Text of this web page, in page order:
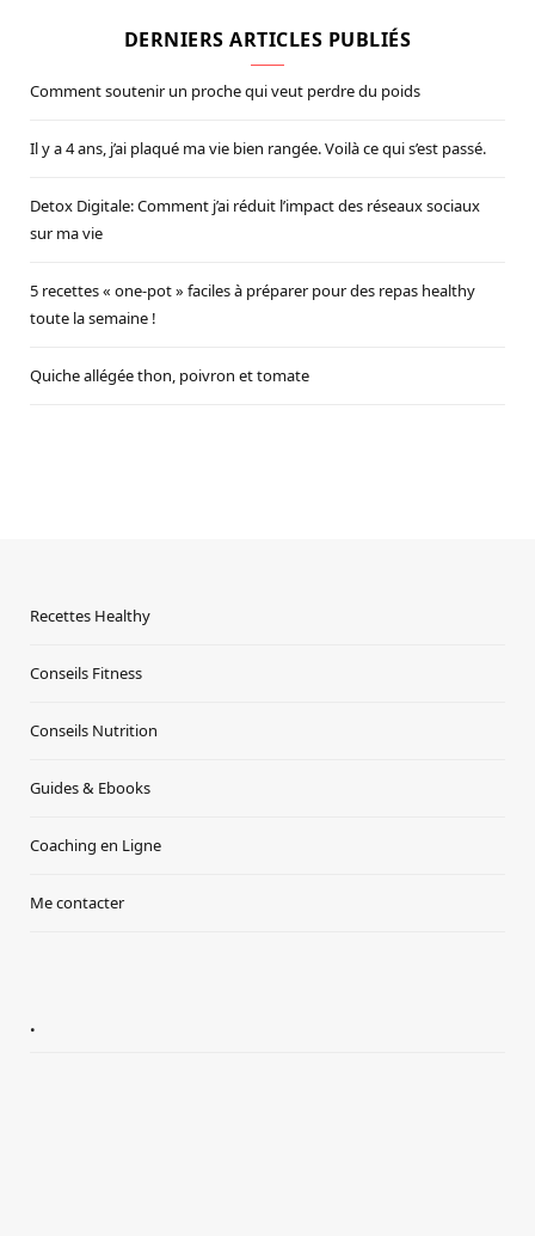
DERNIERS ARTICLES PUBLIÉS
Comment soutenir un proche qui veut perdre du poids
Il y a 4 ans, j’ai plaqué ma vie bien rangée. Voilà ce qui s’est passé.
Detox Digitale: Comment j’ai réduit l’impact des réseaux sociaux
sur ma vie
5 recettes « one-pot » faciles à préparer pour des repas healthy
toute la semaine !
Quiche allégée thon, poivron et tomate
Recettes Healthy
Conseils Fitness
Conseils Nutrition
Guides & Ebooks
Coaching en Ligne
Me contacter
.